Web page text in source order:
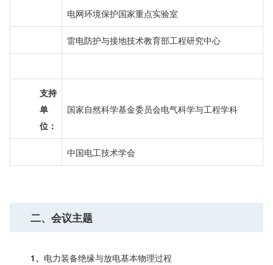
电网环境保护国家重点实验室
雷电防护与接地技术教育部工程研究中心
支持
单
位：
国家自然科学基金委员会电气科学与工程学科
中国电工技术学会
二、 会议主题
1、 电力装备绝缘与放电基本物理过程